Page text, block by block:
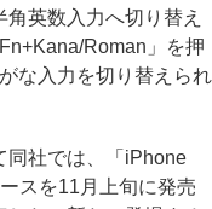
英数入力へ切り替え
Roman」を押
な入力を切り替えられ
社では、「iPhone
スを11月上旬に発売